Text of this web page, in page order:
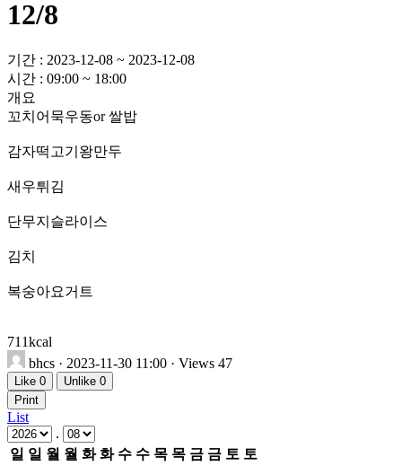
12/8
기간 : 2023-12-08 ~ 2023-12-08
시간 : 09:00 ~ 18:00
개요
꼬치어묵우동or 쌀밥
감자떡고기왕만두
새우튀김
단무지슬라이스
김치
복숭아요거트
711kcal
bhcs · 2023-11-30 11:00 · Views 47
Like 0 Unlike 0
Print
List
.
일 일 월 월 화 화 수 수 목 목 금 금 토 토